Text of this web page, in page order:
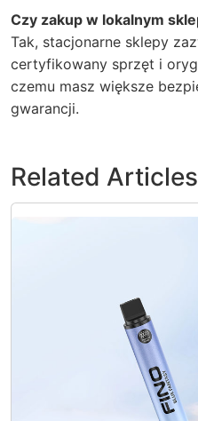
Czy zakup w lokalnym
Tak, stacjonarne sklepy
certyfikowany sprzęt i
czemu masz większe
gwarancji.
Related